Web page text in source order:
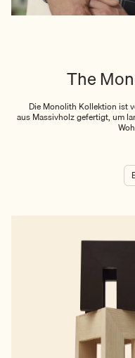
The
Die Monolith Kollektion ist
aus Massivholz gefertigt, um